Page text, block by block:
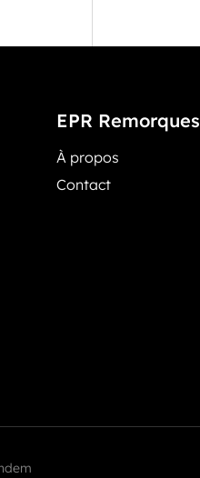
EPR Remorques
À propos
Contact